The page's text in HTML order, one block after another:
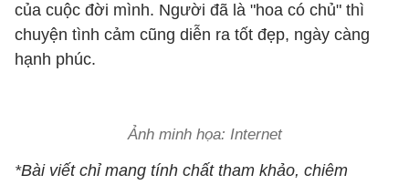
của cuộc đời mình. Người đã là "hoa có chủ" thì
chuyện tình cảm cũng diễn ra tốt đẹp, ngày càng
hạnh phúc.
Ảnh minh họa: Internet
*Bài viết chỉ mang tính chất tham khảo, chiêm